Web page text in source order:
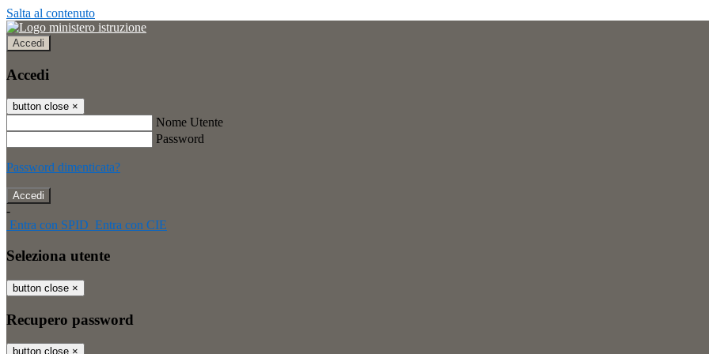
Salta al contenuto
Accedi
Accedi
button close ×
Nome Utente
Password
Password dimenticata?
-
Entra con SPID Entra con CIE
Seleziona utente
button close ×
Recupero password
button close ×